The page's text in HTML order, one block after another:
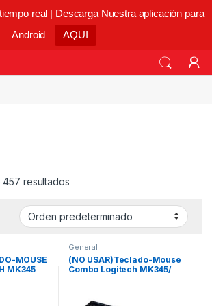
real | Descarga Nuestra aplicación para
Android
AQUI
457 resultados
MOUSE
MK345
USAR)
General
(NO USAR)Teclado-Mouse
Combo Logitech MK345/